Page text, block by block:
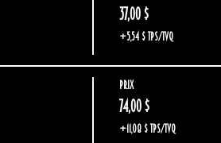
37,00 $
+5,54 $ TPS/TVQ
Prix
74,00 $
+11,08 $ TPS/TVQ